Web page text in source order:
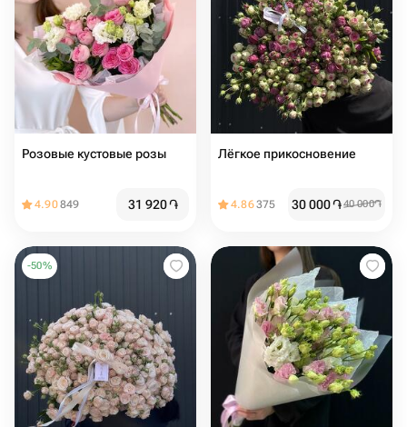
Розовые кустовые розы
4.90849 31 920֏
Лёгкое прикосновение
4.86375 30 000֏40 000֏
-50%